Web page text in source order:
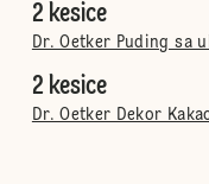
2 kesice
Dr. Oetker Puding sa
2 kesice
Dr. Oetker Dekor